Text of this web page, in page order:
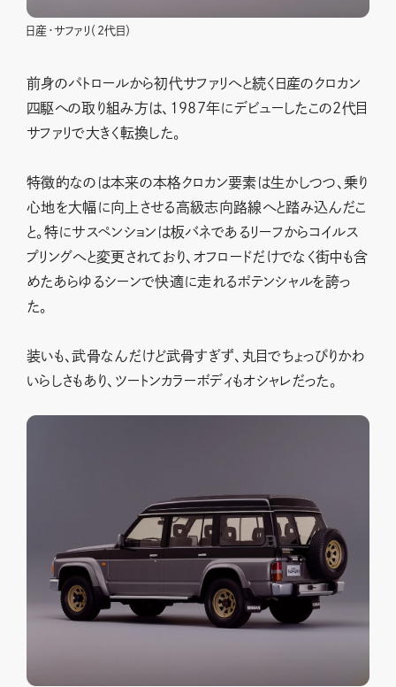
日産・サファリ（2代目）
前身のパトロールから初代サファリへと続く日産のクロカン
四駆への取り組み方は、1987年にデビューしたこの2代目
サファリで大きく転換した。
特徴的なのは本来の本格クロカン要素は生かしつつ、乗り
心地を大幅に向上させる高級志向路線へと踏み込んだこ
と。特にサスペンションは板バネであるリーフからコイルス
プリングへと変更されており、オフロードだけでなく街中も含
めたあらゆるシーンで快適に走れるポテンシャルを誇っ
た。
装いも、武骨なんだけど武骨すぎず、丸目でちょっぴりかわ
いらしさもあり、ツートンカラーボディもオシャレだった。